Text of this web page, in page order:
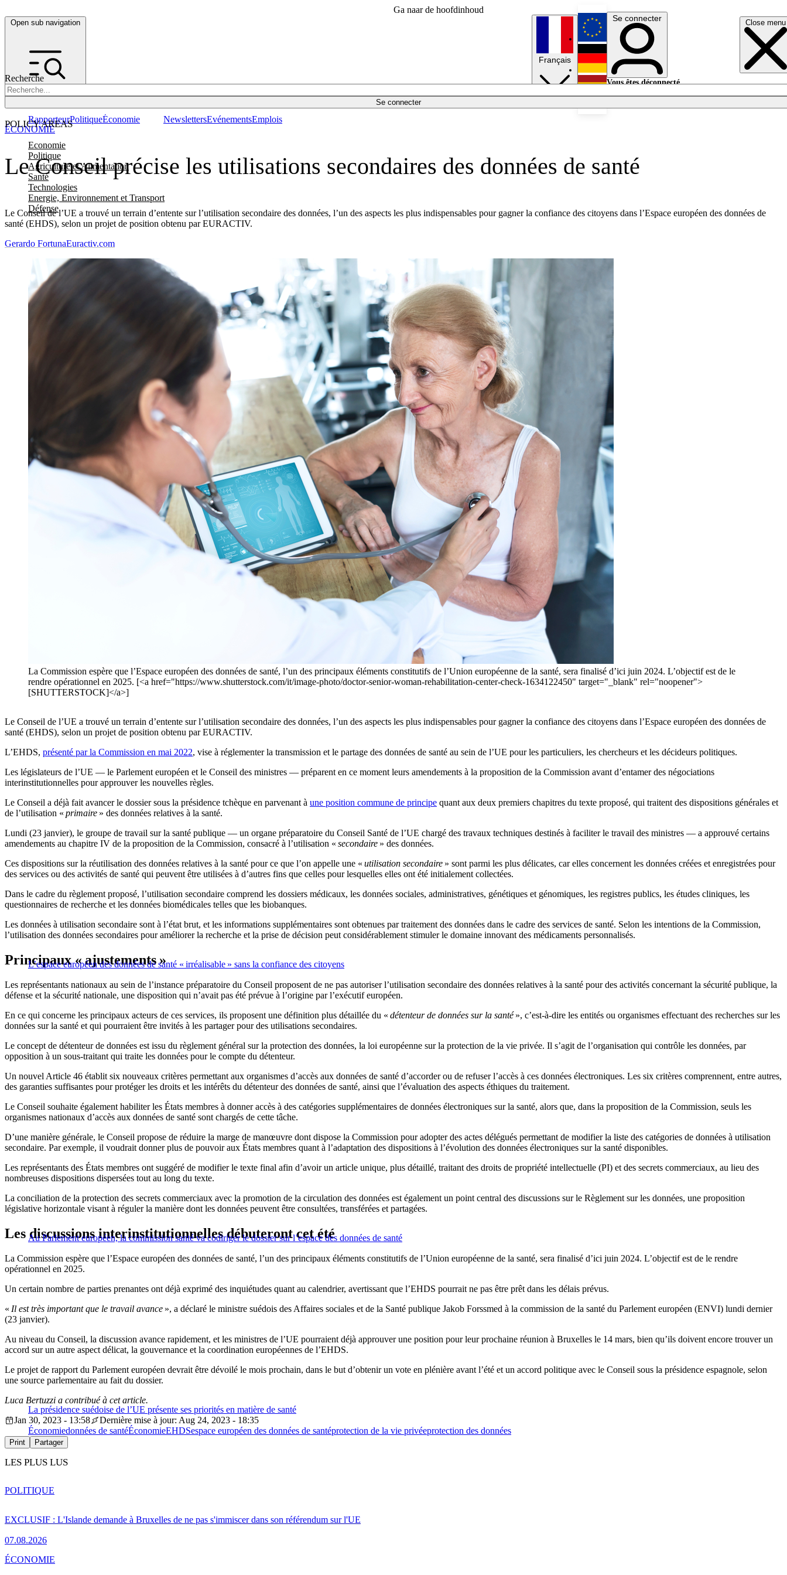
Ga naar de hoofdinhoud
Open sub navigation Close menu
Recherche
Se connecter
POLICY AREAS
Economie
Politique
Agriculture et Alimentation
Santé
Technologies
Energie, Environnement et Transport
Défense
RapporteurPolitiqueÉconomie NewslettersEvénementsEmplois
Français
English
Deutsch
Se connecter
Vous êtes déconnecté.
Le Conseil précise les utilisations secondaires des données de santé
Le Conseil de l’UE a trouvé un terrain d’entente sur l’utilisation secondaire des données, l’un des aspects les plus indispensables pour gagner la confiance des citoyens dans l’Espace européen des données de
santé (EHDS), selon un projet de position obtenu par EURACTIV.
ÉCONOMIE
Gerardo FortunaEuractiv.com
La Commission espère que l’Espace européen des données de santé, l’un des principaux éléments constitutifs de l’Union européenne de la santé, sera finalisé d’ici juin 2024. L’objectif est de le
rendre opérationnel en 2025. [<a href="https://www.shutterstock.com/it/image-photo/doctor-senior-woman-rehabilitation-center-check-1634122450" target="_blank" rel="noopener">
[SHUTTERSTOCK]</a>]
Le Conseil de l’UE a trouvé un terrain d’entente sur l’utilisation secondaire des données, l’un des aspects les plus indispensables pour gagner la confiance des citoyens dans l’Espace européen des données de
santé (EHDS), selon un projet de position obtenu par EURACTIV.
L’EHDS, présenté par la Commission en mai 2022, vise à réglementer la transmission et le partage des données de santé au sein de l’UE pour les particuliers, les chercheurs et les décideurs politiques.
Les législateurs de l’UE — le Parlement européen et le Conseil des ministres — préparent en ce moment leurs amendements à la proposition de la Commission avant d’entamer des négociations
interinstitutionnelles pour approuver les nouvelles règles.
Le Conseil a déjà fait avancer le dossier sous la présidence tchèque en parvenant à une position commune de principe quant aux deux premiers chapitres du texte proposé, qui traitent des dispositions générales et
de l’utilisation « primaire » des données relatives à la santé.
Lundi (23 janvier), le groupe de travail sur la santé publique — un organe préparatoire du Conseil Santé de l’UE chargé des travaux techniques destinés à faciliter le travail des ministres — a approuvé certains
amendements au chapitre IV de la proposition de la Commission, consacré à l’utilisation « secondaire » des données.
Ces dispositions sur la réutilisation des données relatives à la santé pour ce que l’on appelle une « utilisation secondaire » sont parmi les plus délicates, car elles concernent les données créées et enregistrées pour
des services ou des activités de santé qui peuvent être utilisées à d’autres fins que celles pour lesquelles elles ont été initialement collectées.
Dans le cadre du règlement proposé, l’utilisation secondaire comprend les dossiers médicaux, les données sociales, administratives, génétiques et génomiques, les registres publics, les études cliniques, les
questionnaires de recherche et les données biomédicales telles que les biobanques.
Les données à utilisation secondaire sont à l’état brut, et les informations supplémentaires sont obtenues par traitement des données dans le cadre des services de santé. Selon les intentions de la Commission,
l’utilisation des données secondaires pour améliorer la recherche et la prise de décision peut considérablement stimuler le domaine innovant des médicaments personnalisés.
L’espace européen des données de santé « irréalisable » sans la confiance des citoyens
Principaux « ajustements »
Les représentants nationaux au sein de l’instance préparatoire du Conseil proposent de ne pas autoriser l’utilisation secondaire des données relatives à la santé pour des activités concernant la sécurité publique, la
défense et la sécurité nationale, une disposition qui n’avait pas été prévue à l’origine par l’exécutif européen.
En ce qui concerne les principaux acteurs de ces services, ils proposent une définition plus détaillée du « détenteur de données sur la santé», c’est-à-dire les entités ou organismes effectuant des recherches sur les
données sur la santé et qui pourraient être invités à les partager pour des utilisations secondaires.
Le concept de détenteur de données est issu du règlement général sur la protection des données, la loi européenne sur la protection de la vie privée. Il s’agit de l’organisation qui contrôle les données, par
opposition à un sous-traitant qui traite les données pour le compte du détenteur.
Un nouvel Article 46 établit six nouveaux critères permettant aux organismes d’accès aux données de santé d’accorder ou de refuser l’accès à ces données électroniques. Les six critères comprennent, entre autres,
des garanties suffisantes pour protéger les droits et les intérêts du détenteur des données de santé, ainsi que l’évaluation des aspects éthiques du traitement.
Le Conseil souhaite également habiliter les États membres à donner accès à des catégories supplémentaires de données électroniques sur la santé, alors que, dans la proposition de la Commission, seuls les
organismes nationaux d’accès aux données de santé sont chargés de cette tâche.
D’une manière générale, le Conseil propose de réduire la marge de manœuvre dont dispose la Commission pour adopter des actes délégués permettant de modifier la liste des catégories de données à utilisation
secondaire. Par exemple, il voudrait donner plus de pouvoir aux États membres quant à l’adaptation des dispositions à l’évolution des données électroniques sur la santé disponibles.
Les représentants des États membres ont suggéré de modifier le texte final afin d’avoir un article unique, plus détaillé, traitant des droits de propriété intellectuelle (PI) et des secrets commerciaux, au lieu des
nombreuses dispositions dispersées tout au long du texte.
La conciliation de la protection des secrets commerciaux avec la promotion de la circulation des données est également un point central des discussions sur le Règlement sur les données, une proposition
législative horizontale visant à réguler la manière dont les données peuvent être consultées, transférées et partagées.
Au Parlement européen, la commission santé va codiriger le dossier sur l’espace des données de santé
Les discussions interinstitutionnelles débuteront cet été
La Commission espère que l’Espace européen des données de santé, l’un des principaux éléments constitutifs de l’Union européenne de la santé, sera finalisé d’ici juin 2024. L’objectif est de le rendre
opérationnel en 2025.
Un certain nombre de parties prenantes ont déjà exprimé des inquiétudes quant au calendrier, avertissant que l’EHDS pourrait ne pas être prêt dans les délais prévus.
« Il est très important que le travail avance », a déclaré le ministre suédois des Affaires sociales et de la Santé publique Jakob Forssmed à la commission de la santé du Parlement européen (ENVI) lundi dernier
(23 janvier).
Au niveau du Conseil, la discussion avance rapidement, et les ministres de l’UE pourraient déjà approuver une position pour leur prochaine réunion à Bruxelles le 14 mars, bien qu’ils doivent encore trouver un
accord sur un autre aspect délicat, la gouvernance et la coordination européennes de l’EHDS.
Le projet de rapport du Parlement européen devrait être dévoilé le mois prochain, dans le but d’obtenir un vote en plénière avant l’été et un accord politique avec le Conseil sous la présidence espagnole, selon
une source parlementaire au fait du dossier.
La présidence suédoise de l’UE présente ses priorités en matière de santé
Luca Bertuzzi a contribué à cet article.
Jan 30, 2023 - 13:58
Dernière mise à jour: Aug 24, 2023 - 18:35
Économiedonnées de santéÉconomieEHDSespace européen des données de santéprotection de la vie privéeprotection des données
Print Partager
LES PLUS LUS
EXCLUSIF : L'Islande demande à Bruxelles de ne pas s'immiscer dans son référendum sur l'UE
07.08.2026
POLITIQUE
ÉCONOMIE